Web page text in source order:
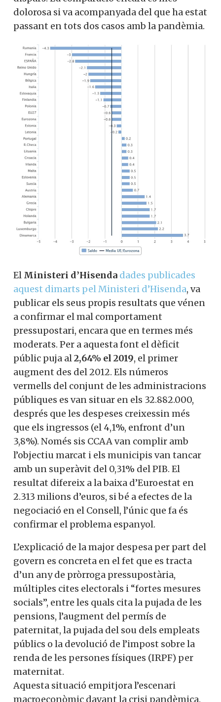
dolorosa si va acompanyada del que ha estat
passant en tots dos casos amb la pandèmia.
El Ministeri d’Hisenda dades publicades
aquest dimarts pel Ministeri d’Hisenda, va
publicar els seus propis resultats que vénen
a confirmar el mal comportament
pressupostari, encara que en termes més
moderats. Per a aquesta font el dèficit
públic puja al2,64% el 2019, el primer
augment des del 2012. Els números
vermells del conjunt de les administracions
públiques es van situar en els 32.882.000,
després que les despeses creixessin més
que els ingressos (el 4,1%, enfront d’un
3,8%). Només sis CCAA van complir amb
l’objectiu marcat i els municipis van tancar
amb un superàvit del 0,31% del PIB. El
resultat difereix a la baixa d’Euroestat en
2.313 milions d’euros, si bé a efectes de la
negociació en el Consell, l’únic que fa és
confirmar el problema espanyol.
L’explicació de la major despesa per part del
govern es concreta en el fet que es tracta
d’un any de pròrroga pressupostària,
múltiples cites electorals i “fortes mesures
socials”, entre les quals cita la pujada de les
pensions, l’augment del permís de
paternitat, la pujada del sou dels empleats
públics o la devolució de l’impost sobre la
renda de les persones físiques (IRPF) per
maternitat.
Aquesta situació empitjora l’escenari
macroeconòmic davant la crisi pandèmica.